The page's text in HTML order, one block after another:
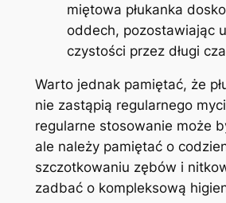
miętowa płukanka
oddech, pozostawiając
czystości przez długi
Warto jednak pamiętać, że
nie zastąpią regularnego
regularne stosowanie może
ale należy pamiętać o
szczotkowaniu zębów i
zadbać o kompleksową